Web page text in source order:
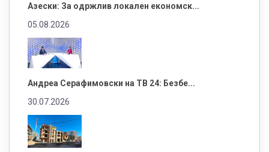
Азески: За одржлив локален економск...
05.08.2026
Андреа Серафимовски на ТВ 24: Безбе...
30.07.2026